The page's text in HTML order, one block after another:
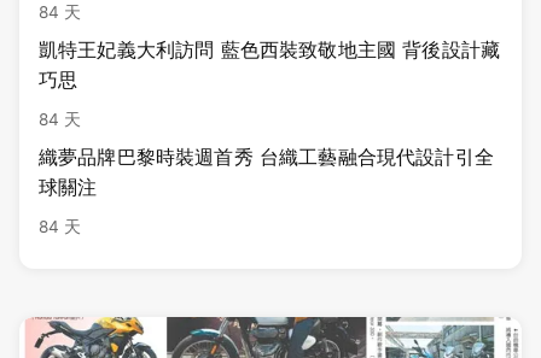
84 天
凱特王妃義大利訪問 藍色西裝致敬地主國 背後設計藏
巧思
84 天
織夢品牌巴黎時裝週首秀 台織工藝融合現代設計引全
球關注
84 天